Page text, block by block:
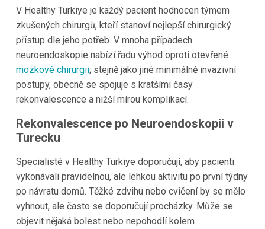
V Healthy Türkiye je každý pacient hodnocen týmem
zkušených chirurgů, kteří stanoví nejlepší chirurgický
přístup dle jeho potřeb. V mnoha případech
neuroendoskopie nabízí řadu výhod oproti otevřené
mozkové chirurgii; stejně jako jiné minimálně invazivní
postupy, obecně se spojuje s kratšími časy
rekonvalescence a nižší mírou komplikací.
Rekonvalescence po Neuroendoskopii v
Turecku
Specialisté v Healthy Türkiye doporučují, aby pacienti
vykonávali pravidelnou, ale lehkou aktivitu po první týdny
po návratu domů. Těžké zdvihu nebo cvičení by se mělo
vyhnout, ale často se doporučují procházky. Může se
objevit nějaká bolest nebo nepohodlí kolem